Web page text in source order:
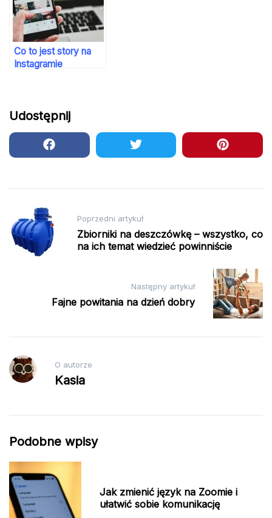
Co to jest story na
Instagramie
Udostępnij
Nawigacja
wpisu
Poprzedni artykuł
Zbiorniki na deszczówkę – wszystko, co
na ich temat wiedzieć powinniście
Następny artykuł
Fajne powitania na dzień dobry
O autorze
Kasia
Podobne wpisy
Jak zmienić język na Zoomie i
ułatwić sobie komunikację